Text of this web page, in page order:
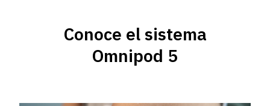
Conoce el sistema
Omnipod 5